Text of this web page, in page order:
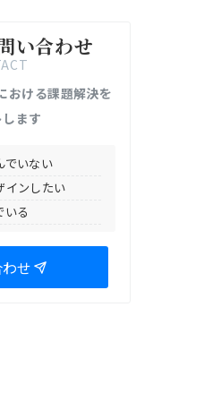
い合わせ
おける課題解決を
ます
でいない
インしたい
いる
せ